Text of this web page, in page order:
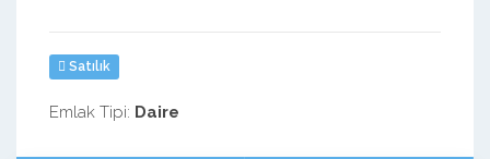
Satılık
Emlak Tipi: Daire